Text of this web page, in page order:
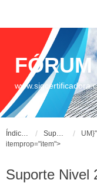
Índice do fórum Suporte Nivel 2
itemprop="item">
Suporte Nivel